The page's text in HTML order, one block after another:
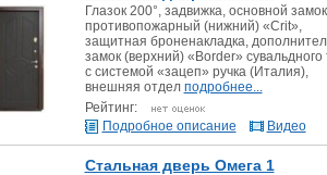
Глазок 200°, задвижка, основной замок
противопожарный (нижний) «Crit»,
защитная броненакладка,
замок (верхний) «Border» сувальдного
с системой «зацеп» ручка (Италия),
внешняя отдел подробнее...
Рейтинг:
Подробное описание
Видео
Стальная дверь Омега 1